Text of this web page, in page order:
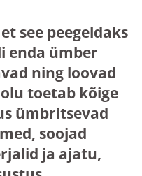
see peegeldaks
enda ümber
ning loovad
toetab kõige
ümbritsevad
soojad
ja ajatu,